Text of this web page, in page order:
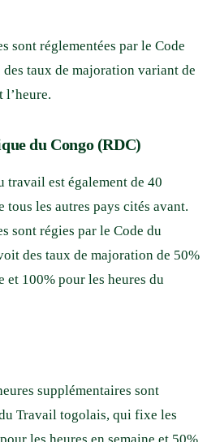
sont réglementées par le Code
taux de majoration variant de
l’heure.
du Congo (RDC)
travail est également de 40
tous les autres pays cités avant.
sont régies par le Code du
des taux de majoration de 50%
et 100% pour les heures du
supplémentaires sont
Travail togolais, qui fixe les